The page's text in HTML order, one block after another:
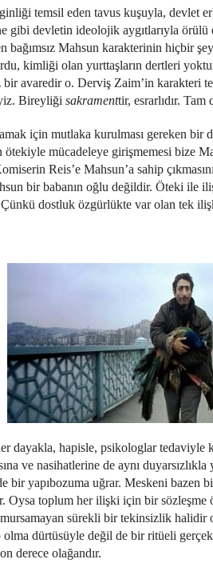
temsil eden tavus kuşuyla, devlet
gibi devletin ideolojik aygıtlarıyla
bağımsız Mahsun karakterinin hiçbir
kimliği olan yurttaşların dertleri
avaredir o. Derviş Zaim’in karakteri
Bireyliği sakramenttir, esrarlıdır.
için mutlaka kurulması gereken
ötekiyle mücadeleye girişmemesi bize
Reis’e Mahsun’a sahip
bir babanın oğlu değildir. Öteki
dostluk özgürlükte var olan tek
hapisle, psikologlar tedaviyle
ve nasihatlerine de aynı
yapıbozuma uğrar. Meskeni bazen
Oysa toplum her ilişki için bir
sürekli bir tekinsizlik
dürtüsüyle değil de bir ritüeli
derece olağandır.